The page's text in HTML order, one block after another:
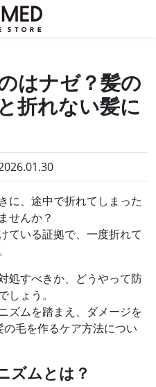
はナゼ？髪の
折れない髪に
に、途中で折れてしまった
せんか？
ている証拠で、一度折れて
処すべきか、どうやって防
ょう。
ズムを踏まえ、ダメージを
毛を作るケア方法につい
ズムとは？